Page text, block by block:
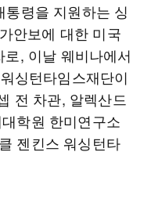
령을 지원하는 싱
안보에 대한 미국
로, 이날 웨비나에서
싱턴타임스재단이
전 차관, 알렉산드
학원 한미연구소
젠킨스 워싱턴타